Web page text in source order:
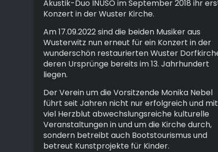
Akustik-Duo INUSO im September 2018 ihr
Konzert in der Wuster Kirche.
Am 17.09.2022 sind die beiden Musiker aus
Wusterwitz nun erneut für ein Konzert in der
wunderschön restaurierten Wuster
deren Ursprünge bereits im 13. Jahrhundert
liegen.
Der Verein um die Vorsitzende Monika Nebel
führt seit Jahren nicht nur erfolgreich und mit
viel Herzblut abwechslungsreiche kulturelle
Veranstaltungen in und um die Kirche durch,
sondern betreibt auch Bootstourismus und
betreut Kunstprojekte für Kinder.